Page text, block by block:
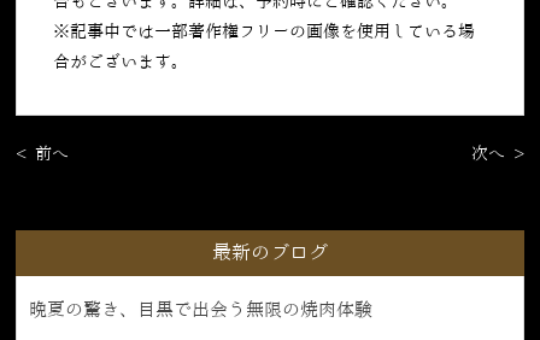
※記事中では一部著作権フリーの画像を使用している場
合がございます。
< 前へ 次へ >
最新のブログ
晩夏の驚き、目黒で出会う無限の焼肉体験